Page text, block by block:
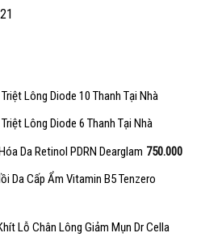
Lông Diode 10 Thanh Tại Nhà
Lông Diode 6 Thanh Tại Nhà
Da Retinol PDRN Dearglam 750.000
Da Cấp Ẩm Vitamin B5 Tenzero
Lỗ Chân Lông Giảm Mụn Dr Cella